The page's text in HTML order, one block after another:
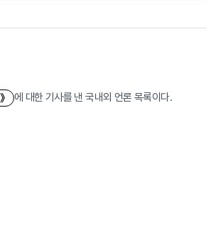
에 대한 기사를 낸 국내외 언론 목록이다.